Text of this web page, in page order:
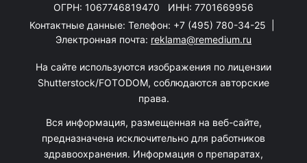
ОГРН: 1067746819470 ИНН: 7701669956
Контактные данные: Телефон: +7 (495) 780-34-25
Электронная почта: reklama@remedium.ru
На сайте используются изображения по лицензии
Shutterstock/FOTODOM, соблюдаются авторские
права.
Вся информация, размещенная на веб-сайте,
предназначена исключительно для работников
здравоохранения. Информация о препаратах,